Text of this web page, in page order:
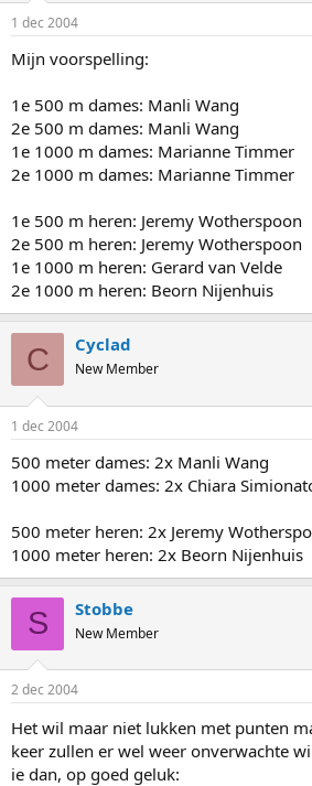
1 dec 2004
Mijn voorspelling:
1e 500 m dames: Manli Wang
2e 500 m dames: Manli Wang
1e 1000 m dames: Marianne Timmer
2e 1000 m dames: Marianne Timmer
1e 500 m heren: Jeremy Wotherspoon
2e 500 m heren: Jeremy Wotherspoon
1e 1000 m heren: Gerard van Velde
2e 1000 m heren: Beorn Nijenhuis
C Cyclad
New Member
1 dec 2004
500 meter dames: 2x Manli Wang
1000 meter dames: 2x Chiara
500 meter heren: 2x Jeremy
1000 meter heren: 2x Beorn Nijenhuis
S Stobbe
New Member
2 dec 2004
Het wil maar niet lukken met punten
keer zullen er wel weer onverwachte
ie dan, op goed geluk: